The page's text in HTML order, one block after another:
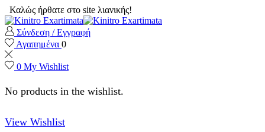
Καλώς ήρθατε στο site λιανικής!
Σύνδεση / Εγγραφή
Αγαπημένα 0
0 My Wishlist
No products in the wishlist.
View Wishlist